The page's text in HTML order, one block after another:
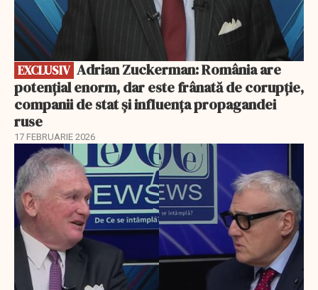
EXCLUSIV
potențial enorm, dar este frânată de corupție,
companii de stat și influența propagandei
ruse
17 FEBRUARIE 2026
EXCLUSIV